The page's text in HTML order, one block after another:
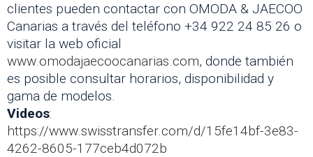
clientes pueden contactar con OMODA & JAECOO
Canarias a través del teléfono +34 922 24 85 26 o
visitar la web oficial
www.omodajaecoocanarias.com, donde también
es posible consultar horarios, disponibilidad y
gama de modelos.
Videos:
https://www.swisstransfer.com/d/15fe14bf-3e83-
4262-8605-177ceb4d072b